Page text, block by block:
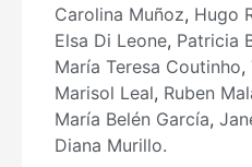
Carolina Muñoz, Hugo
Elsa Di Leone, Patricia
María Teresa Coutinho,
Marisol Leal, Ruben
María Belén García,
Diana Murillo.